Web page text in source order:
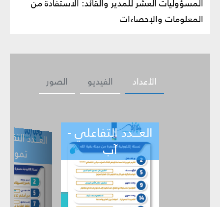
المسؤوليات العشر للمدير والقائد: الاستفادة من
المعلومات والإحصاءات‏
الصور الفيديو الأعداد
العـــدد التفاعلي -
تموز
العـــدد
ي
حزيران